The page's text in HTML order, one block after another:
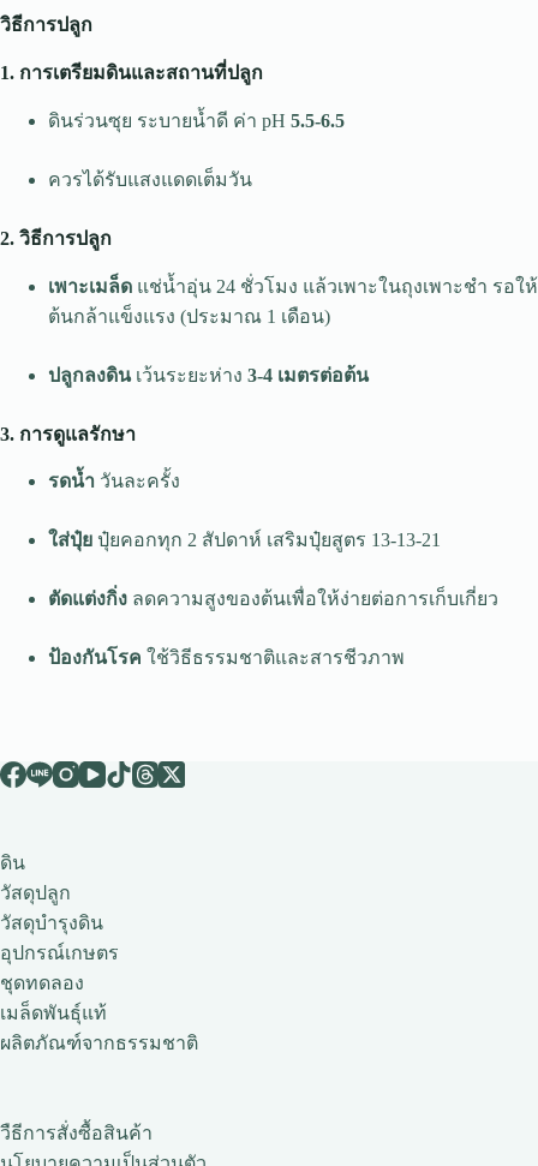
วิธีการปลูก
1. การเตรียมดินและสถานที่ปลูก
ดินร่วนซุย ระบายน้ำดี ค่า pH 5.5-6.5
ควรได้รับแสงแดดเต็มวัน
2. วิธีการปลูก
เพาะเมล็ด แช่น้ำอุ่น 24 ชั่วโมง แล้วเพาะในถุงเพาะชำ รอให้
ต้นกล้าแข็งแรง (ประมาณ 1 เดือน)
ปลูกลงดินเว้นระยะห่าง 3-4 เมตรต่อต้น
3. การดูแลรักษา
รดน้ำ วันละครั้ง
ใส่ปุ๋ย ปุ๋ยคอกทุก 2 สัปดาห์ เสริมปุ๋ยสูตร 13-13-21
ตัดแต่งกิ่ง ลดความสูงของต้นเพื่อให้ง่ายต่อการเก็บเกี่ยว
ป้องกันโรค ใช้วิธีธรรมชาติและสารชีวภาพ
ดิน
วัสดุปลูก
วัสดุบำรุงดิน
อุปกรณ์เกษตร
ชุดทดลอง
เมล็ดพันธุ์แท้
ผลิตภัณฑ์จากธรรมชาติ
วืธีการสั่งซื้อสินค้า